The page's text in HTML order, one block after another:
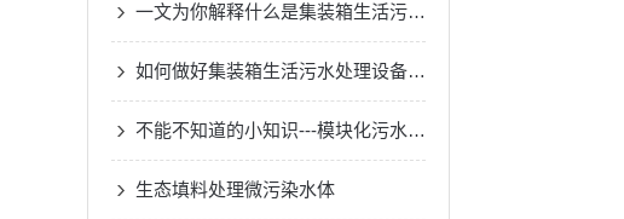
一文为你解释什么是集装箱生活污水处理设备
如何做好集装箱生活污水处理设备的一切安全措施？
不能不知道的小知识---模块化污水处理设备的正确安装方法
生态填料处理微污染水体